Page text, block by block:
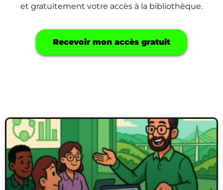
et gratuitement votre accès à la bibliothèque.
Recevoir mon accès gratuit